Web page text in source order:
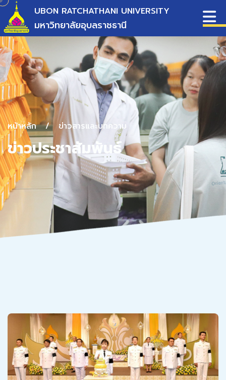
UBON RATCHATHANI UNIVERSITY
มหาวิทยาลัยอุบลราชธานี
หน้าหลัก / ข่าวสารและบทความ
ข่าวประชาสัมพันธ์